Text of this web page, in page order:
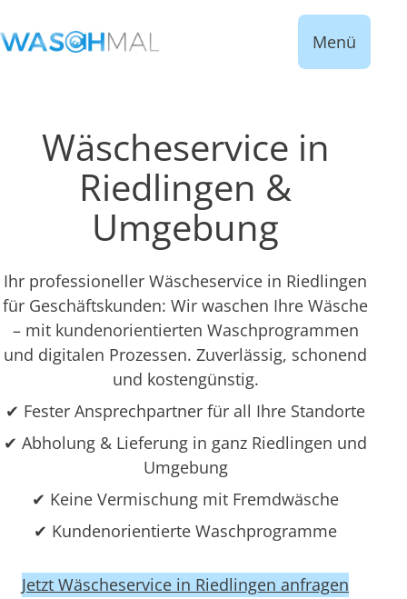
Menü
Wäscheservice in
Riedlingen &
Umgebung
Ihr professioneller Wäscheservice in Riedlingen
für Geschäftskunden: Wir waschen Ihre Wäsche
– mit kundenorientierten Waschprogrammen
und digitalen Prozessen. Zuverlässig, schonend
und kostengünstig.
✔ Fester Ansprechpartner für all Ihre Standorte
✔ Abholung & Lieferung in ganz Riedlingen und
Umgebung
✔ Keine Vermischung mit Fremdwäsche
✔ Kundenorientierte Waschprogramme
Jetzt Wäscheservice in Riedlingen anfragen